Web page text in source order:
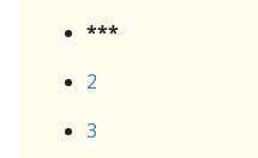
***
2
3